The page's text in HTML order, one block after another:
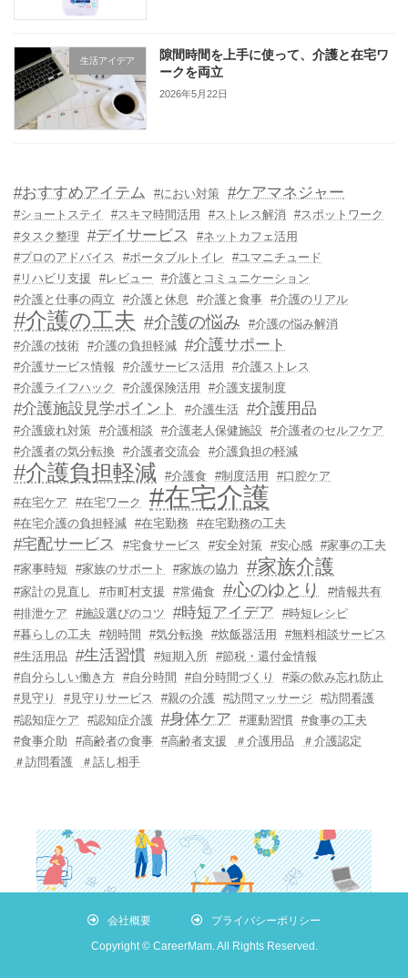
生活アイデア
隙間時間を上手に使って、介護と在宅ワ
ークを両立
2026年5月22日
#おすすめアイテム #におい対策 #ケアマネジャー
#ショートステイ #スキマ時間活用 #ストレス解消
#スポットワーク
#タスク整理
#デイサービス
#ネットカフェ活用
#プロのアドバイス
#ポータブルトイレ
#ユマニチュード
#リハビリ支援
#レビュー
#介護とコミュニケーション
#介護と仕事の両立
#介護と休息 #介護と食事 #介護のリアル
#介護の工夫 #介護の悩み
#介護の悩み解消
#介護の技術 #介護の負担軽減 #介護サポート
#介護サービス情報 #介護サービス活用
#介護ストレス
#介護ライフハック
#介護保険活用 #介護支援制度
#介護施設見学ポイント #介護生活 #介護用品
#介護疲れ対策 #介護相談 #介護老人保健施設 #介護者のセルフケア
#介護者の気分転換
#介護者交流会 #介護負担の軽減
#介護負担軽減 #介護食 #制度活用
#口腔ケア
#在宅ケア
#在宅ワーク #在宅介護
#在宅介護の負担軽減 #在宅勤務 #在宅勤務の工夫
#宅配サービス #宅食サービス #安全対策 #安心感 #家事の工夫
#家事時短
#家族のサポート #家族の協力 #家族介護
#家計の見直し #市町村支援 #常備食 #心のゆとり
#情報共有
#排泄ケア
#施設選びのコツ #時短アイデア
#時短レシピ
#暮らしの工夫
#朝時間 #気分転換 #炊飯器活用
#無料相談サービス
#生活用品
#生活習慣 #短期入所 #節税・還付金情報
#自分らしい働き方 #自分時間 #自分時間づくり
#薬の飲み忘れ防止
#見守り
#見守りサービス #親の介護 #訪問マッサージ
#訪問看護
#認知症ケア
#認知症介護 #身体ケア #運動習慣 #食事の工夫
#食事介助
#高齢者の食事 #高齢者支援 ＃介護用品
＃介護認定
＃訪問看護
＃話し相手
会社概要
プライバシーポリシー
Copyright © CareerMam. All Rights Reserved.